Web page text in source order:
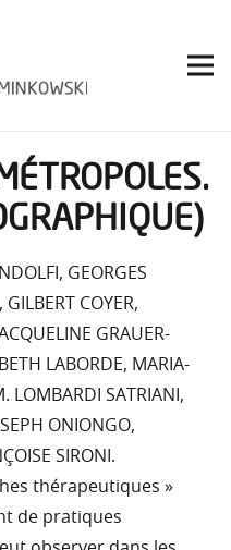
GEORGES
COYER,
GRAUER-
LABORDE, MARIA-
LOMBARDI SATRIANI,
ONIONGO,
SIRONI.
thérapeutiques »
de pratiques